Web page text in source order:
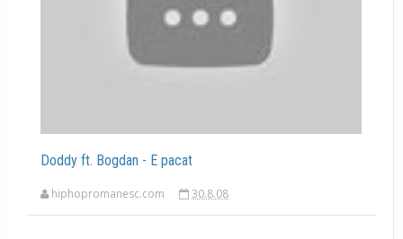
Doddy ft. Bogdan - E pacat
hiphopromanesc.com 30.8.08